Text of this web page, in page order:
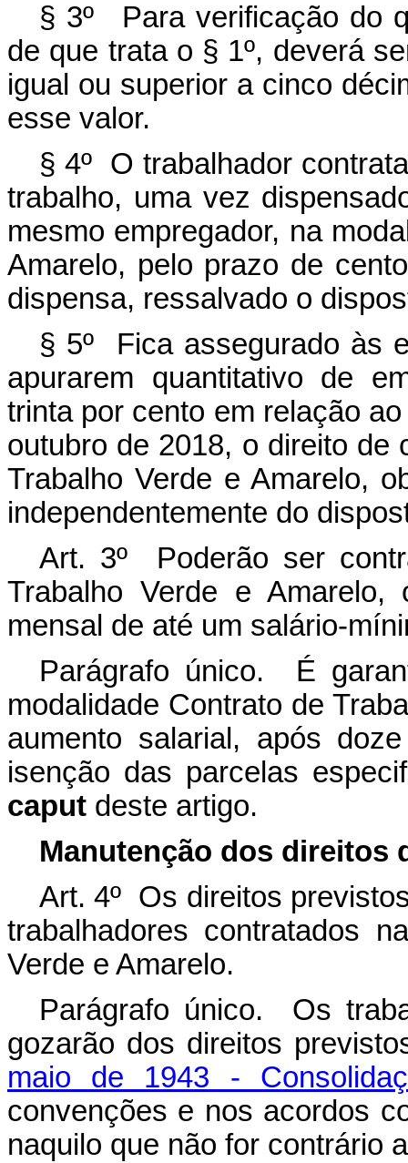
§ 3º Para verificação do
de que trata o § 1º, deverá
igual ou superior a cinco
esse valor.
§ 4º O trabalhador
trabalho, uma vez
mesmo empregador, na
Amarelo, pelo prazo de
dispensa, ressalvado o
§ 5º Fica assegurado às
apurarem quantitativo de
trinta por cento em relação
outubro de 2018, o direito de
Trabalho Verde e Amarelo,
independentemente do
Art. 3º Poderão ser
Trabalho Verde e Amarelo,
mensal de até um salário-
Parágrafo único. É
modalidade Contrato de
aumento salarial, após
isenção das parcelas
caput deste artigo.
Manutenção dos direitos
Art. 4º Os direitos
trabalhadores contratados
Verde e Amarelo.
Parágrafo único. Os
gozarão dos direitos
maio de 1943 -
convenções e nos acordos
naquilo que não for contrário